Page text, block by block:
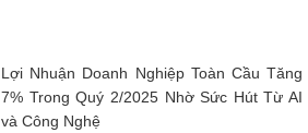
Lợi Nhuận Doanh Nghiệp Toàn Cầu Tăng
7% Trong Quý 2/2025 Nhờ Sức Hút Từ AI
và Công Nghệ